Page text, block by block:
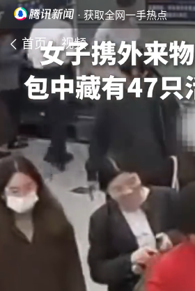
· 获取全网一手热点
首页 视频